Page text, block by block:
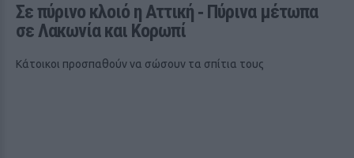
Σε πύρινο κλοιό η Αττική ‑ Πύρινα μέτωπα
σε Λακωνία και Κορωπί
Κάτοικοι προσπαθούν να σώσουν τα σπίτια τους